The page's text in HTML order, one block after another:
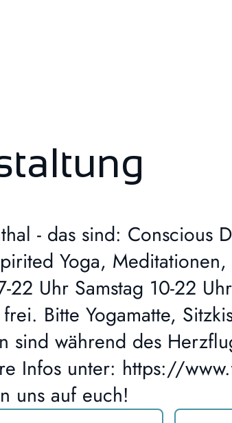
- das sind: Conscious
Yoga,
22 Uhr Samstag 10-22
Bitte Yogamatte,
sind während des
Infos unter: https://
uns auf euch!